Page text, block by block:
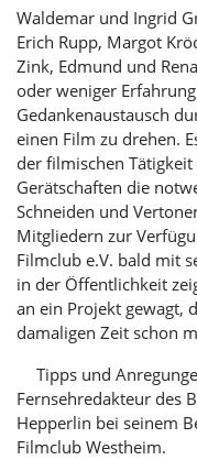
Waldemar und Ingrid
Erich Rupp, Margot
Zink, Edmund und
oder weniger
Gedankenaustausch
einen Film zu drehen.
der filmischen
Gerätschaften die
Schneiden und
Mitgliedern zur
Filmclub e.V. bald mit
in der Öffentlichkeit
an ein Projekt gewagt,
damaligen Zeit schon
Tipps und
Fernsehredakteur des
Hepperlin bei seinem
Filmclub Westheim.